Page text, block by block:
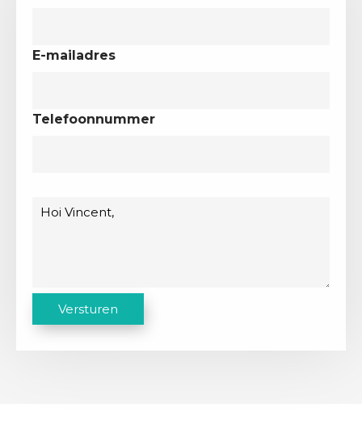
E-mailadres
Telefoonnummer
A
Versturen